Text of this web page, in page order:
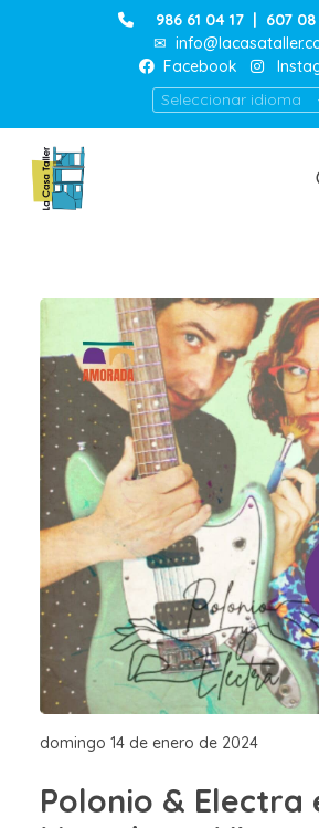
986 61 04 17 | 607 08
✉
Facebook
Seleccionar idioma
domingo 14 de enero de 2024
Polonio & Electra